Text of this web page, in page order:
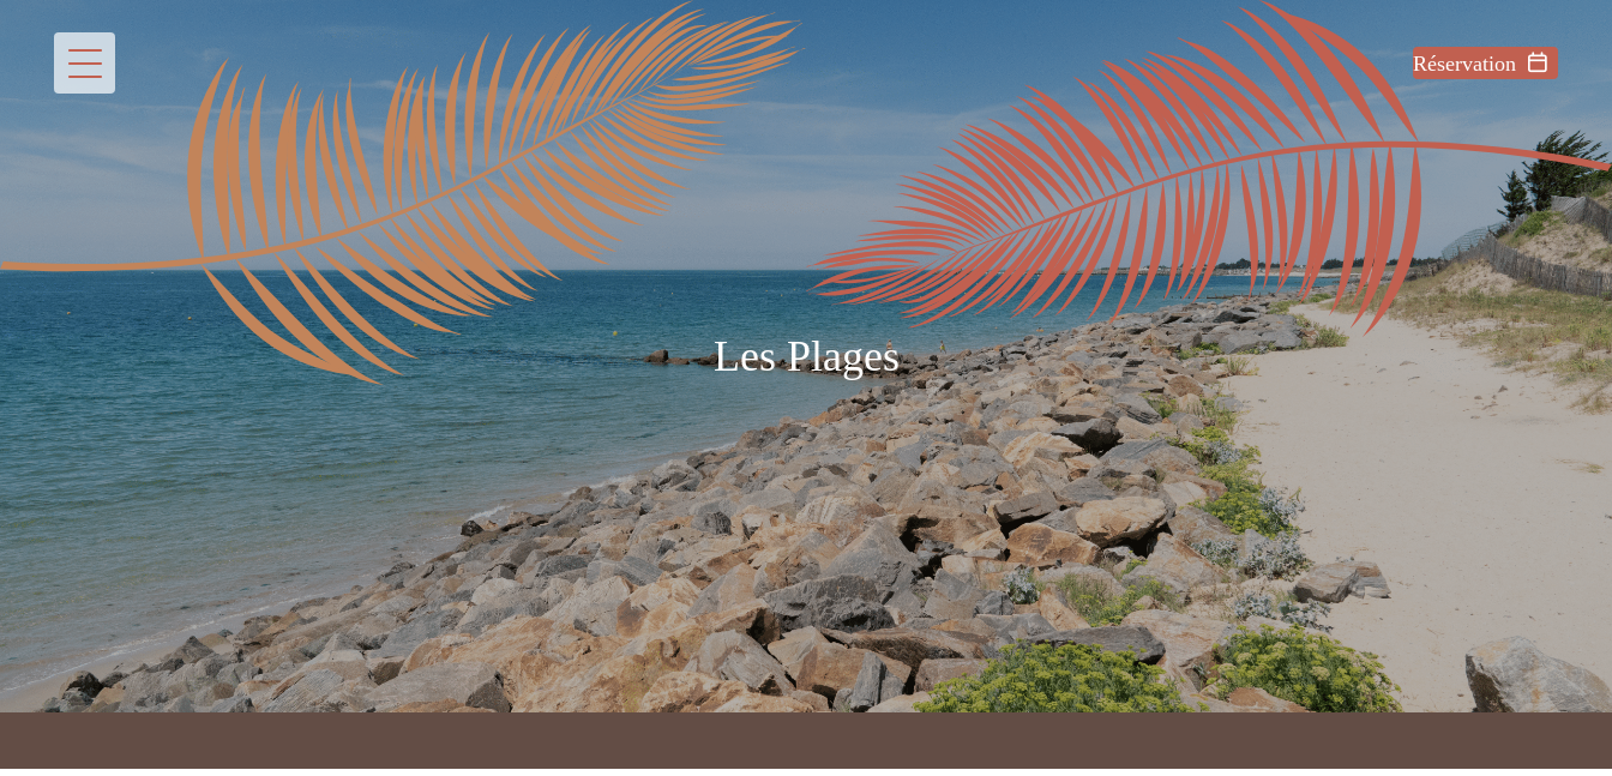
Réservation
Les Plages